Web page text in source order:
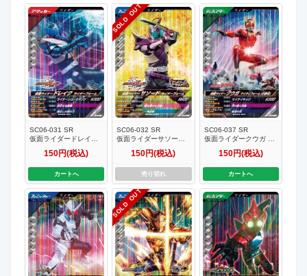
SC06-031 SR
仮面ライダードレイク
ライダーフォーム
150円(税込)
カートへ
SOLD OUT
SC06-032 SR
仮面ライダーサソード
ライダーフォーム
150円(税込)
売り切れ
SC06-037 SR
仮面ライダークウガ マ
イティフォーム（小野
150円(税込)
カートへ
SOLD OUT